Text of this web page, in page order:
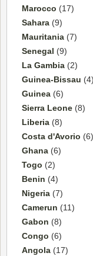
Marocco (17)
Sahara (9)
Mauritania (7)
Senegal (9)
La Gambia (2)
Guinea-Bissau (4)
Guinea (6)
Sierra Leone (8)
Liberia (8)
Costa d'Avorio (6)
Ghana (6)
Togo (2)
Benin (4)
Nigeria (7)
Camerun (11)
Gabon (8)
Congo (6)
Angola (17)